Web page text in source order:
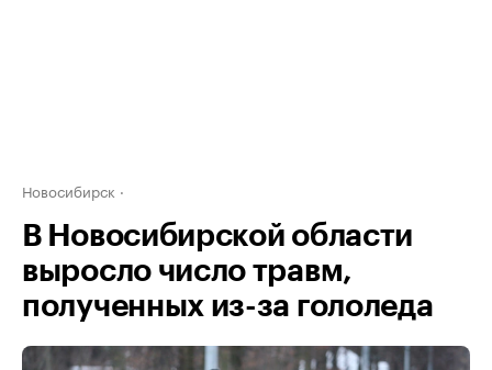
Новосибирск
В Новосибирской области
выросло число травм,
полученных из-за гололеда